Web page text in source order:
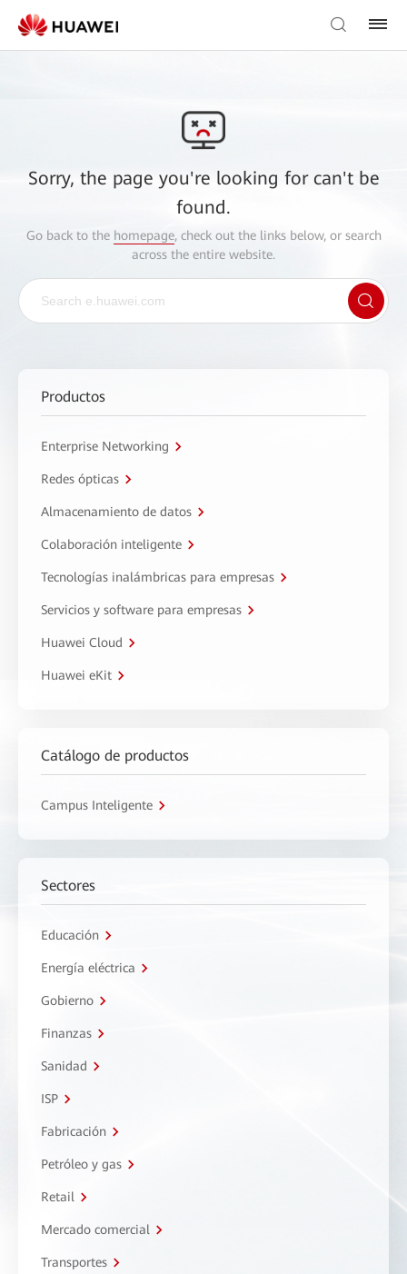
Sorry, the page you're looking for can't be
found.
Go back to the homepage, check out the links below, or search
across the entire website.
Productos
Enterprise Networking
Redes ópticas
Almacenamiento de datos
Colaboración inteligente
Tecnologías inalámbricas para empresas
Servicios y software para empresas
Huawei Cloud
Huawei eKit
Catálogo de productos
Campus Inteligente
Sectores
Educación
Energía eléctrica
Gobierno
Finanzas
Sanidad
ISP
Fabricación
Petróleo y gas
Retail
Mercado comercial
Transportes